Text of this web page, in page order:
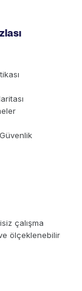
çalışma
ölçeklenebilir